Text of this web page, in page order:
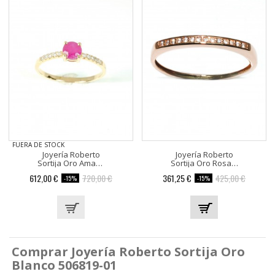
FUERA DE STOCK
Joyería Roberto
Sortija Oro Amarillo 12...
Precio
612,00 € Precio
-15% 720,00 €
Joyería Roberto
Sortija Oro Rosa 506802-R
Precio
361,25 € Precio
base
-15% 425,00 €
Comprar Joyería Roberto Sortija Oro
Blanco 506819-01